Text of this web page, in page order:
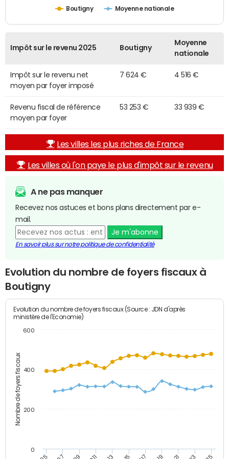
Boutigny Moyenne nationale
Impôt sur le revenu 2025 Boutigny
Moyenne
nationale
Impôt sur le revenu net
moyen par foyer imposé
7 624 € 4 516 €
Revenu fiscal de référence
moyen par foyer
53 253 € 33 939 €
Les villes les plus riches de France
Les villes où l'on paye le plus d'impôt sur le revenu
A ne pas manquer
Recevez nos astuces et bons plans directement par e-
mail.
Je m'abonne
En savoir plus sur notre politique de confidentialité
Evolution du nombre de foyers fiscaux à
Boutigny
Nombre de foyers fiscaux
Evolution du nombre de foyers fiscaux (Source : JDN d'après
ministère de l'Economie)
0
200
400
600